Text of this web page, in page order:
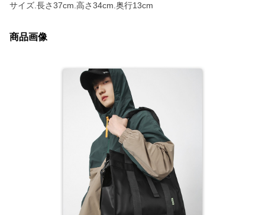
サイズ.長さ37cm.高さ34cm.奥行13cm
商品画像